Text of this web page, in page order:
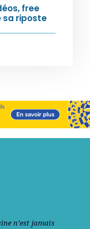
free
sa riposte
n’est jamais